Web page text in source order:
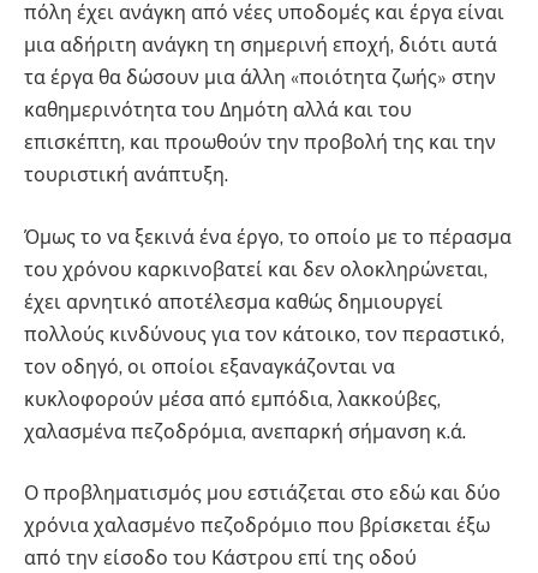
πόλη έχει ανάγκη από νέες υποδομές και έργα είναι
μια αδήριτη ανάγκη τη σημερινή εποχή, διότι αυτά
τα έργα θα δώσουν μια άλλη «ποιότητα ζωής» στην
καθημερινότητα του Δημότη αλλά και του
επισκέπτη, και προωθούν την προβολή της και την
τουριστική ανάπτυξη.
Όμως το να ξεκινά ένα έργο, το οποίο με το πέρασμα
του χρόνου καρκινοβατεί και δεν ολοκληρώνεται,
έχει αρνητικό αποτέλεσμα καθώς δημιουργεί
πολλούς κινδύνους για τον κάτοικο, τον περαστικό,
τον οδηγό, οι οποίοι εξαναγκάζονται να
κυκλοφορούν μέσα από εμπόδια, λακκούβες,
χαλασμένα πεζοδρόμια, ανεπαρκή σήμανση κ.ά.
Ο προβληματισμός μου εστιάζεται στο εδώ και δύο
χρόνια χαλασμένο πεζοδρόμιο που βρίσκεται έξω
από την είσοδο του Κάστρου επί της οδού